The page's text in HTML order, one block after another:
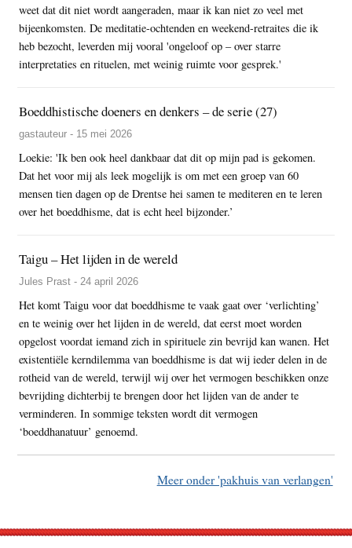
weet dat dit niet wordt aangeraden, maar ik kan niet zo veel met
bijeenkomsten. De meditatie-ochtenden en weekend-retraites die ik
heb bezocht, leverden mij vooral 'ongeloof op – over starre
interpretaties en rituelen, met weinig ruimte voor gesprek.'
Boeddhistische doeners en denkers – de serie (27)
gastauteur - 15 mei 2026
Loekie: 'Ik ben ook heel dankbaar dat dit op mijn pad is gekomen.
Dat het voor mij als leek mogelijk is om met een groep van 60
mensen tien dagen op de Drentse hei samen te mediteren en te leren
over het boeddhisme, dat is echt heel bijzonder.’
Taigu – Het lijden in de wereld
Jules Prast - 24 april 2026
Het komt Taigu voor dat boeddhisme te vaak gaat over ‘verlichting’
en te weinig over het lijden in de wereld, dat eerst moet worden
opgelost voordat iemand zich in spirituele zin bevrijd kan wanen. Het
existentiële kerndilemma van boeddhisme is dat wij ieder delen in de
rotheid van de wereld, terwijl wij over het vermogen beschikken onze
bevrijding dichterbij te brengen door het lijden van de ander te
verminderen. In sommige teksten wordt dit vermogen
‘boeddhanatuur’ genoemd.
Meer onder 'pakhuis van verlangen'